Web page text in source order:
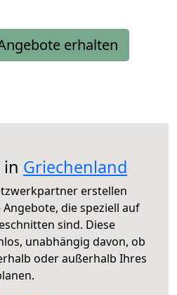
erhalten
in Griechenland
erstellen
die speziell auf
sind. Diese
unabhängig davon, ob
oder außerhalb Ihres